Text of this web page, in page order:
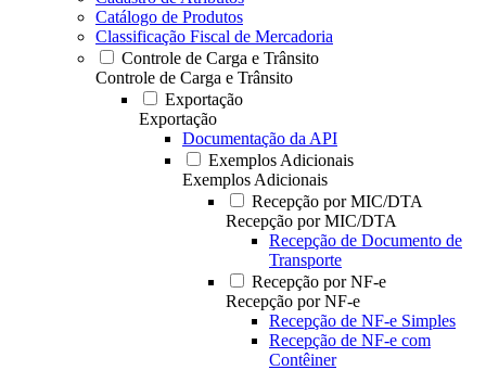
Catálogo de Produtos
Classificação Fiscal de Mercadoria
Controle de Carga e Trânsito
Controle de Carga e Trânsito
Exportação
Exportação
Documentação da API
Exemplos Adicionais
Exemplos Adicionais
Recepção por MIC/DTA
Recepção por MIC/DTA
Recepção de Documento de
Transporte
Recepção por NF-e
Recepção por NF-e
Recepção de NF-e Simples
Recepção de NF-e com
Contêiner